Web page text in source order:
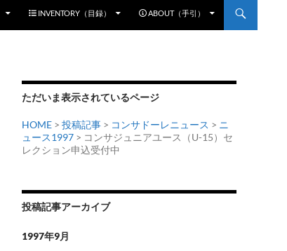
INVENTORY（目録） ABOUT（手引）
ただいま表示されているページ
HOME > 投稿記事 > コンサドーレニュース > ニ
ュース1997 > コンサジュニアユース（U-15）セ
レクション申込受付中
投稿記事アーカイブ
1997年9月